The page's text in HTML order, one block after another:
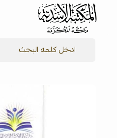
شركة المكتبة الأسدية